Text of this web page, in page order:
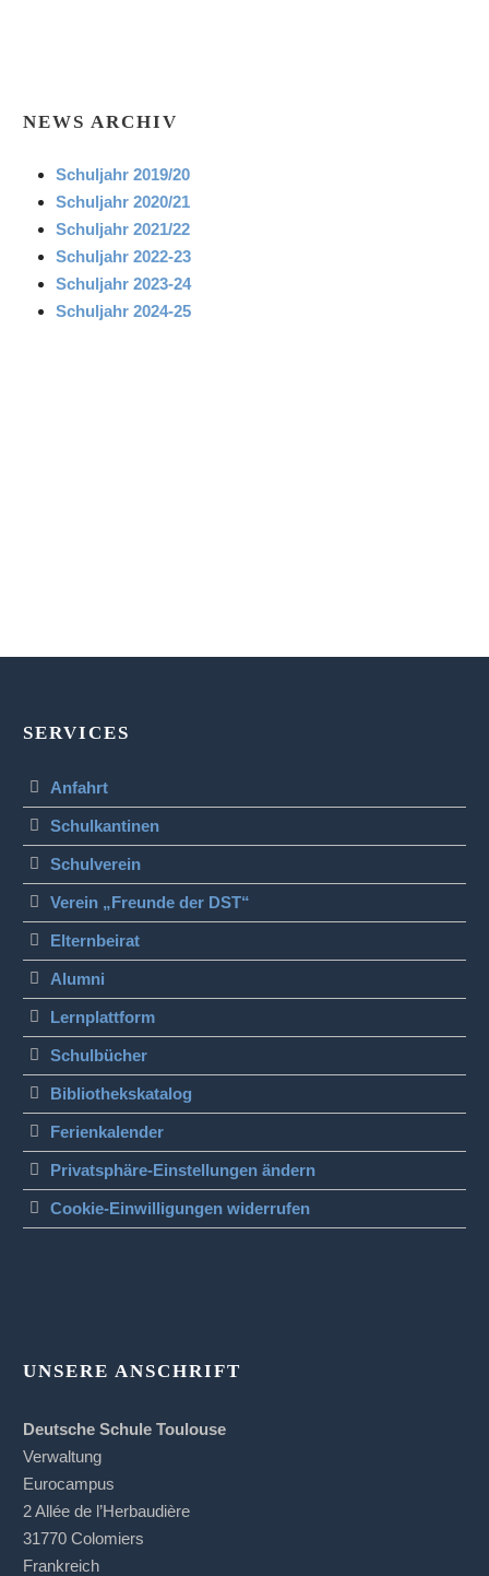
NEWS ARCHIV
Schuljahr 2019/20
Schuljahr 2020/21
Schuljahr 2021/22
Schuljahr 2022-23
Schuljahr 2023-24
Schuljahr 2024-25
SERVICES
Anfahrt
Schulkantinen
Schulverein
Verein „Freunde der DST“
Elternbeirat
Alumni
Lernplattform
Schulbücher
Bibliothekskatalog
Ferienkalender
Privatsphäre-Einstellungen ändern
Cookie-Einwilligungen widerrufen
UNSERE ANSCHRIFT
Deutsche Schule Toulouse
Verwaltung
Eurocampus
2 Allée de l’Herbaudière
31770 Colomiers
Frankreich